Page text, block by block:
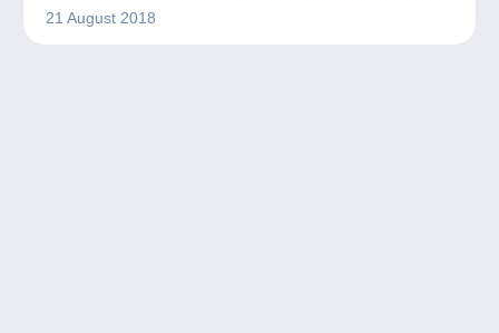
21 August 2018